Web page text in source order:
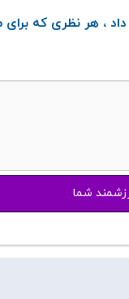
، هر نظری که برای